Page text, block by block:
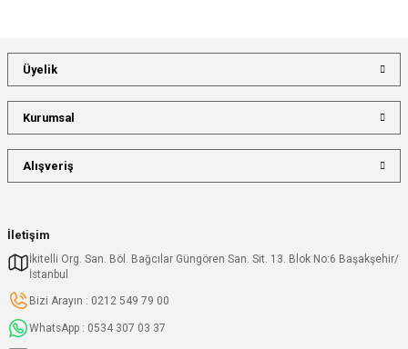
İletişim
İkitelli Org. San. Böl. Bağcılar Güngören San. Sit. 13. Blok No:6 Başakşehir/
İstanbul
Bizi Arayın : 0212 549 79 00
WhatsApp : 0534 307 03 37
Üyelik
Kurumsal
Alışveriş